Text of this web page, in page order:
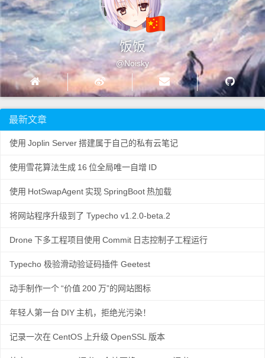
饭饭
@Noisky
最新文章
使用 Joplin Server搭建属于自己的私有云笔记
使用雪花算法生成 16 位全局唯一自增 ID
使用 HotSwapAgent 实现 SpringBoot热加载
将网站程序升级到了 Typecho v1.2.0-beta.2
Drone 下多工程项目使用 Commit 日志控制子工程运行
Typecho 极验滑动验证码插件 Geetest
动手制作一个“价值 200万”的网站图标
年轻人第一台 DIY 主机，拒绝光污染！
记录一次在CentOS 上升级 OpenSSL 版本